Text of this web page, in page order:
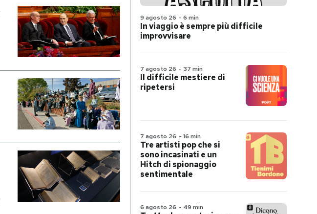
9 agosto 26 - 6 min
In viaggio è sempre più difficile
improvvisare
7 agosto 26 - 37 min
Il difficile mestiere di
ripetersi
7 agosto 26 - 16 min
Tre artisti pop che si
sono incasinati e un
Hitch di spionaggio
sentimentale
6 agosto 26 - 49 min